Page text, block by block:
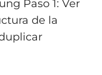
Paso 1: Ver
de la